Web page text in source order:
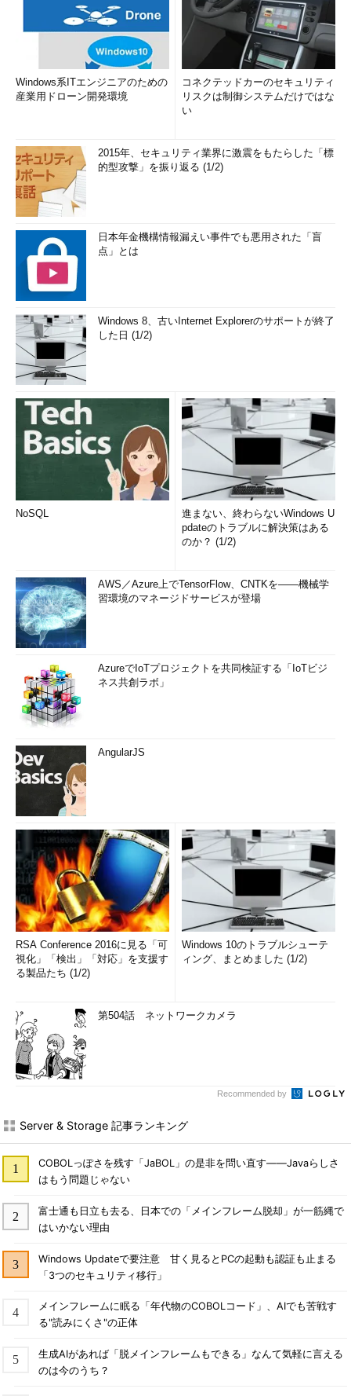
Windows系ITエンジニアのための
産業用ドローン開発環境
コネクテッドカーのセキュリティ
リスクは制御システムだけではな
い
2015年、セキュリティ業界に激震をもたらした「標
的型攻撃」を振り返る (1/2)
日本年金機構情報漏えい事件でも悪用された「盲
点」とは
Windows 8、古いInternet Explorerのサポートが終了
した日 (1/2)
NoSQL
進まない、終わらないWindows U
pdateのトラブルに解決策はある
のか？ (1/2)
AWS／Azure上でTensorFlow、CNTKを――機械学
習環境のマネージドサービスが登場
AzureでIoTプロジェクトを共同検証する「IoTビジ
ネス共創ラボ」
AngularJS
RSA Conference 2016に見る「可
視化」「検出」「対応」を支援す
る製品たち (1/2)
Windows 10のトラブルシューテ
ィング、まとめました (1/2)
第504話 ネットワークカメラ
Recommended by
Server & Storage 記事ランキング
COBOLっぽさを残す「JaBOL」の是非を問い直す――Javaらしさ
はもう問題じゃない
富士通も日立も去る、日本での「メインフレーム脱却」が一筋縄で
はいかない理由
Windows Updateで要注意 甘く見るとPCの起動も認証も止まる
「3つのセキュリティ移行」
メインフレームに眠る「年代物のCOBOLコード」、AIでも苦戦す
る"読みにくさ"の正体
生成AIがあれば「脱メインフレームもできる」なんて気軽に言える
のは今のうち？